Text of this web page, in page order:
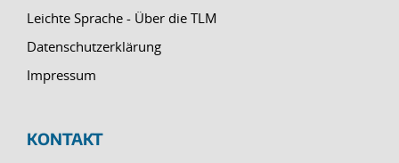
Leichte Sprache - Über die TLM
Datenschutzerklärung
Impressum
KONTAKT